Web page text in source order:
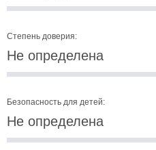
Степень доверия:
Не определена
Безопасность для детей:
Не определена